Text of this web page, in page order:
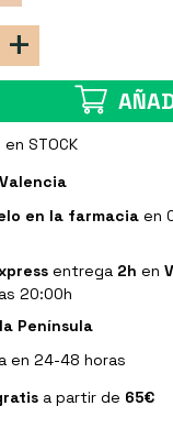
+
STOCK
en la farmacia en
entrega 2h en
20:00h
Península
en 24-48 horas
a partir de 65€